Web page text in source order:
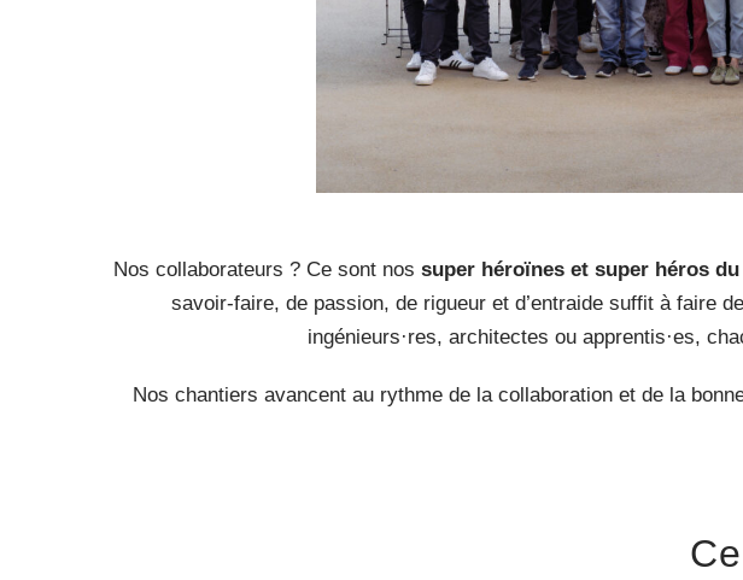
Nos collaborateurs ? Ce sont nossuper héroïnes et super héros
savoir-faire, de passion, de rigueur et d’entraide suffit à faire
ingénieurs·res, architectes ou apprentis·es,
Nos chantiers avancent au rythme de la collaboration et de la